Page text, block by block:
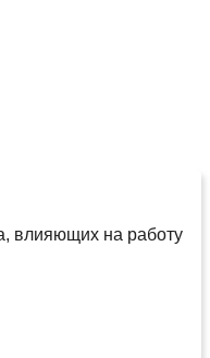
влияющих на работу